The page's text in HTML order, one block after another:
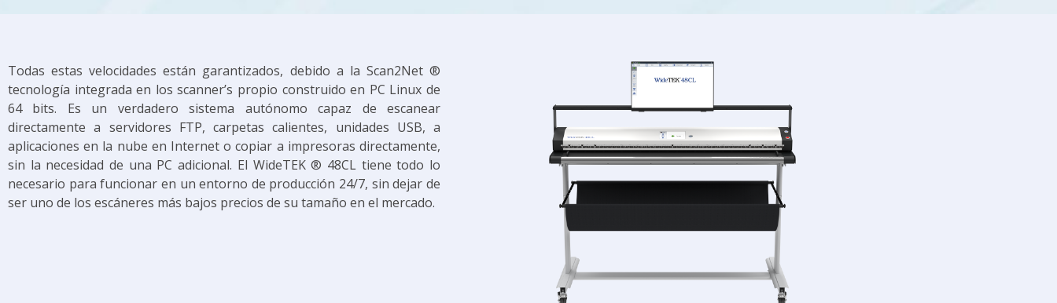
Todas estas velocidades están garantizados, debido a la Scan2Net ®
tecnología integrada en los scanner’s propio construido en PC Linux de
64 bits. Es un verdadero sistema autónomo capaz de escanear
directamente a servidores FTP, carpetas calientes, unidades USB, a
aplicaciones en la nube en Internet o copiar a impresoras directamente,
sin la necesidad de una PC adicional. El WideTEK ® 48CL tiene todo lo
necesario para funcionar en un entorno de producción 24/7, sin dejar de
ser uno de los escáneres más bajos precios de su tamaño en el mercado.